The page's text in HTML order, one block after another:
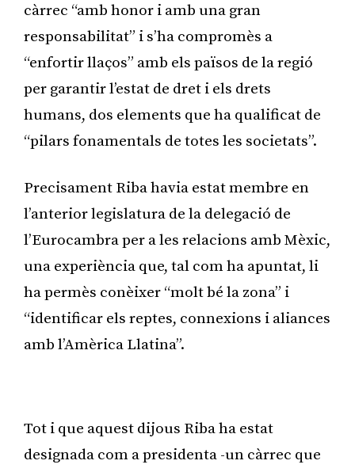
càrrec “amb honor i amb una gran
responsabilitat” i s’ha compromès a
“enfortir llaços” amb els països de la regió
per garantir l’estat de dret i els drets
humans, dos elements que ha qualificat de
“pilars fonamentals de totes les societats”.
Precisament Riba havia estat membre en
l’anterior legislatura de la delegació de
l’Eurocambra per a les relacions amb Mèxic,
una experiència que, tal com ha apuntat, li
ha permès conèixer “molt bé la zona” i
“identificar els reptes, connexions i aliances
amb l’Amèrica Llatina”.
Tot i que aquest dijous Riba ha estat
designada com a presidenta -un càrrec que